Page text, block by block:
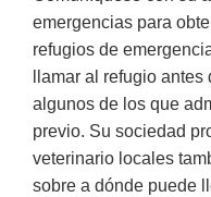
emergencias para
refugios de
llamar al refugio
algunos de los que
previo. Su sociedad
veterinario locales
sobre a dónde puede